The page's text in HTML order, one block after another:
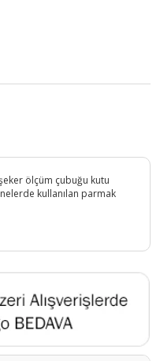
ölçüm çubuğu kutu
kullanılan parmak